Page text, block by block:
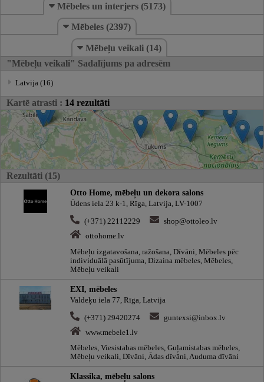
Mēbeles un interjers (5173)
Mēbeles (2397)
Mēbeļu veikali (14)
"Mēbeļu veikali" Sadalījums pa adresēm
Latvija (16)
Kartē atrasti : 14 rezultāti
Rezultāti (15)
Otto Home, mēbeļu un dekora salons
Ūdens iela 23 k-1, Rīga, Latvija, LV-1007
(+371) 22112229
shop@ottoleo.lv
ottohome.lv
Mēbeļu izgatavošana, ražošana, Dīvāni, Mēbeles pēc
individuālā pasūtījuma, Dizaina mēbeles, Mēbeles,
Mēbeļu veikali
EXI, mēbeles
Valdeķu iela 77, Rīga, Latvija
(+371) 29420274
guntexsi@inbox.lv
www.mebele1.lv
Mēbeles, Viesistabas mēbeles, Guļamistabas mēbeles,
Mēbeļu veikali, Dīvāni, Ādas dīvāni, Auduma dīvāni
Klassika, mēbeļu salons